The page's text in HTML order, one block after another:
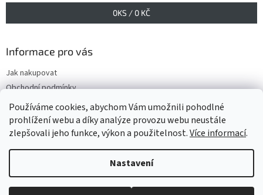
Používáme cookies, abychom Vám umožnili pohodlné
prohlížení webu a díky analýze provozu webu neustále
zlepšovali jeho funkce, výkon a použitelnost.Více informací.
Nastavení
0KS / 0 KČ
Informace pro vás
Jak nakupovat
Obchodní podmínky
Podmínky ochrany osobních údajů
Copyright 2026www.GELIS.cz. Všechna práva vyhrazena.Upravit